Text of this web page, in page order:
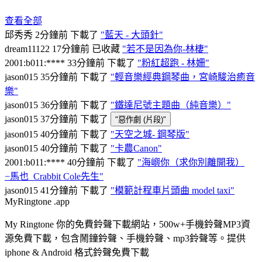
查看全部
邱秀秀 2分鐘前 下載了 "藍天 - 大頭針"
dream11122 17分鐘前 已收藏 "若不是因為你-林棲"
2001:b011:**** 33分鐘前 下載了 "粉紅超跑 - 林姍"
jason015 35分鐘前 下載了 "輕音樂經典鋼琴曲，宮崎駿治癒音
樂"
jason015 36分鐘前 下載了 "鐵達尼號主題曲（純音樂）"
jason015 37分鐘前 下載了 "惡作劇 (片段)"
jason015 40分鐘前 下載了 "天空之城- 鋼琴版"
jason015 40分鐘前 下載了 "卡農Canon"
2001:b011:**** 40分鐘前 下載了 "海嶼你（求你別離開我）
−馬也_Crabbit Cole先生"
jason015 41分鐘前 下載了 "模範計程車片頭曲 model taxi"
MyRingtone .app
My Ringtone 你的免費鈴聲下載網站，500w+手機鈴聲MP3資
源免費下載，包含鬧鐘鈴聲、手機鈴聲、mp3鈴聲等。提供
iphone & Android 格式鈴聲免費下載